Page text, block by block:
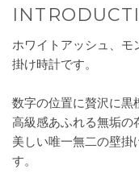
ホワイトアッシュ、
掛け時計です。
数字の位置に贅沢に黒
高級感あふれる無垢の
美しい唯一無二の壁掛
す。